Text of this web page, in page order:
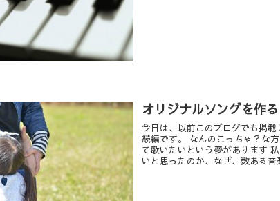
オリジナルソングを作る
今日は、以前このブログでも掲
続編です。 なんのこっちゃ？な
て歌いたいという夢があります
いと思ったのか、なぜ、数ある音